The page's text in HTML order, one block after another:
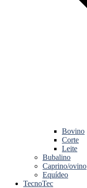
Bovino
Corte
Leite
Bubalino
Caprino/ovino
Equídeo
TecnoTec